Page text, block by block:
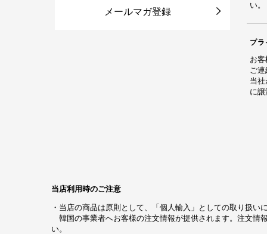
メールマガ登録
い。
プ
お
ご
当
に
当店利用時のご注意
・当店の商品は原則として、「個人輸入」としての取り扱
韓国の事業者へお客様の注文情報が提供されます。注文情
い。